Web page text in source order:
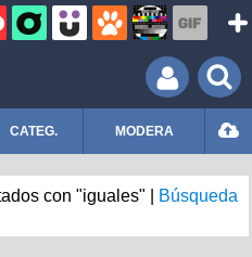
CATEG. MODERA
con "iguales" |
Búsqueda